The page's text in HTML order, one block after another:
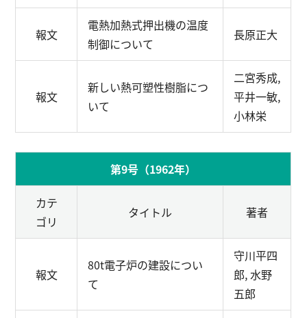
報文
電熱加熱式押出機の温度
制御について
長原正大
報文
新しい熱可塑性樹脂につ
いて
二宮秀成,
平井一敏,
小林栄
第9号（1962年）
カテ
ゴリ
タイトル 著者
報文
80t電子炉の建設につい
て
守川平四
郎, 水野
五郎